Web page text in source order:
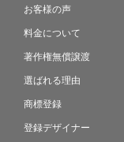
お客様の声
料金について
著作権無償譲渡
選ばれる理由
商標登録
登録デザイナー